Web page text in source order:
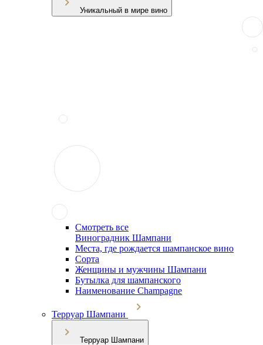
Уникальный в мире вино
Смотреть все
Виноградник Шампани
Места, где рождается шампанское вино
Сорта
Женщины и мужчины Шампани
Бутылка для шампанского
Наименование Champagne
Терруар Шампани
Терруар Шампани